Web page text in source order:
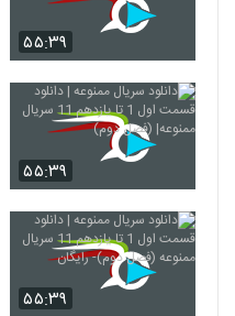
۵۵:۳۹
۵۵:۳۹
۵۵:۳۹